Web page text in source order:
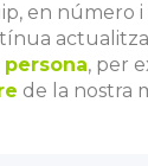
en número
persona, per
de la nostra